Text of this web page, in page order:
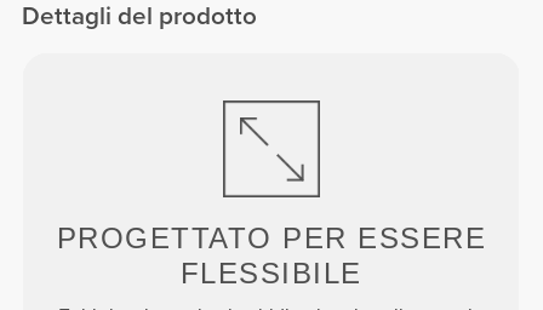
Dettagli del prodotto
PROGETTATO PER ESSERE
FLESSIBILE